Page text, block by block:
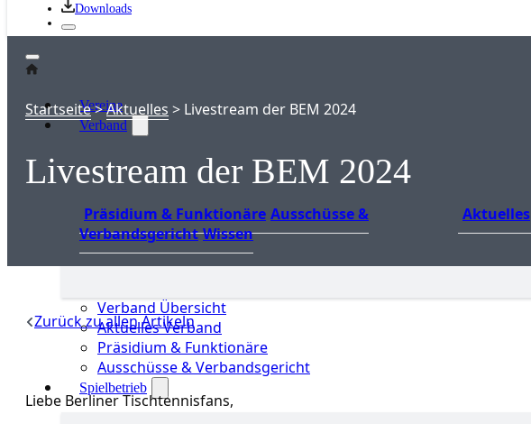
Downloads
Vereine
Verband
Präsidium & Funktionäre Ausschüsse &
Verbandsgericht Wissen
Aktuelles
Verband Übersicht
Aktuelles Verband
Präsidium & Funktionäre
Ausschüsse & Verbandsgericht
Spielbetrieb
Startseite>Aktuelles > Livestream der BEM 2024
Livestream der BEM 2024
Zurück zu allen Artikeln
Liebe Berliner Tischtennisfans,